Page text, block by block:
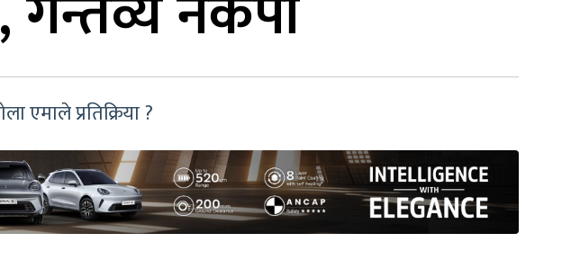
एमाले प्रतिक्रिया ?